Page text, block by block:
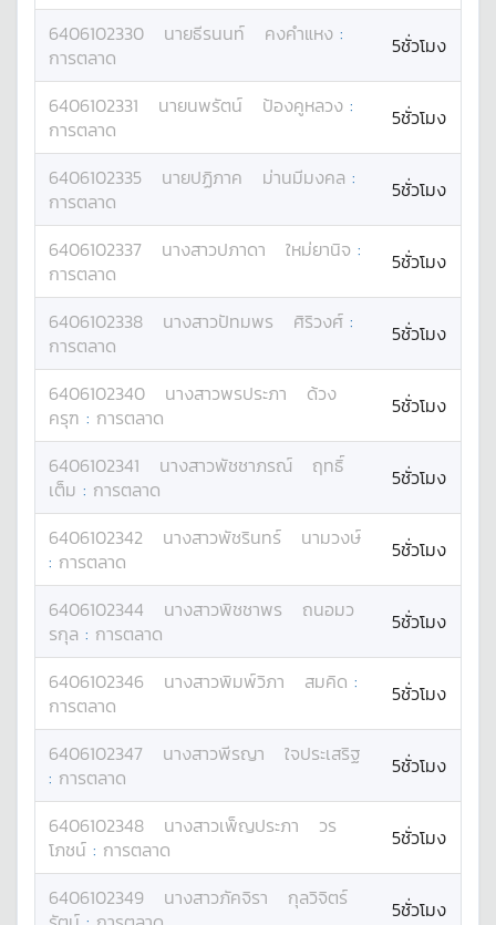
6406102330 นายธีรนนท์ คงคำแหง :
การตลาด
5ชั่วโมง
6406102331 นายนพรัตน์ ป้องคูหลวง :
การตลาด
5ชั่วโมง
6406102335 นายปฏิภาค ม่านมีมงคล :
การตลาด
5ชั่วโมง
6406102337 นางสาวปภาดา ใหม่ยานิจ :
การตลาด
5ชั่วโมง
6406102338 นางสาวปัทมพร ศิริวงศ์ :
การตลาด
5ชั่วโมง
6406102340 นางสาวพรประภา
ด้วง
ครุฑ : การตลาด 5ชั่วโมง
6406102341 นางสาวพัชชาภรณ์
ฤทธิ์
เต็ม : การตลาด 5ชั่วโมง
6406102342 นางสาวพัชรินทร์
นามวงษ์
: การตลาด 5ชั่วโมง
6406102344 นางสาวพิชชาพร
ถนอมว
รกุล : การตลาด 5ชั่วโมง
6406102346 นางสาวพิมพ์วิภา สมคิด :
การตลาด
5ชั่วโมง
6406102347 นางสาวพีรญา
ใจประเสริฐ
: การตลาด 5ชั่วโมง
6406102348 นางสาวเพ็ญประภา
วร
โภชน์ : การตลาด 5ชั่วโมง
6406102349 นางสาวภัคจิรา
กุลวิจิตร์
5ชั่วโมง